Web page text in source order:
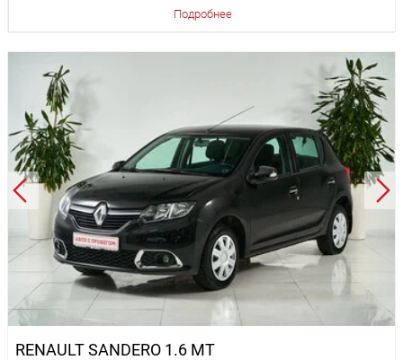
Подробнее
RENAULT SANDERO 1.6 MT